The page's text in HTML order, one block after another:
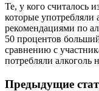
Те, у кого считалось
которые употребляли
рекомендациями по
50 процентов
сравнению с
потребляли алкоголь
Предыдущие